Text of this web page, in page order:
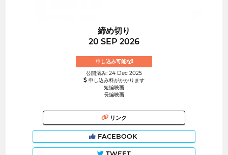
締め切り
20 SEP 2026
申し込み可能な!
公開済み: 24 Dec 2025
申し込み料がかかります
短編映画
長編映画
リンク
FACEBOOK